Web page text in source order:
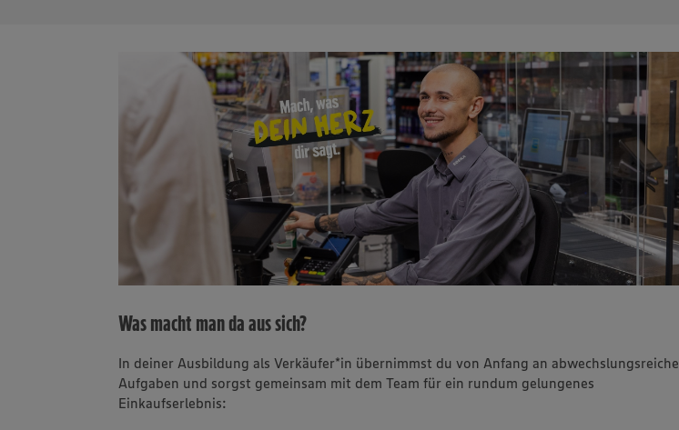
Was macht man da aus sich?
In deiner Ausbildung als Verkäufer*in übernimmst du von Anfang an abwechslungsreiche
Aufgaben und sorgst gemeinsam mit dem Team für ein rundum gelungenes
Einkaufserlebnis: